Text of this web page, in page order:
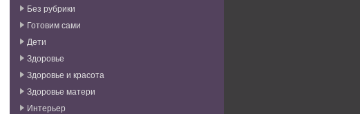
Без рубрики
Готовим сами
Дети
Здоровье
Здоровье и красота
Здоровье матери
Интерьер